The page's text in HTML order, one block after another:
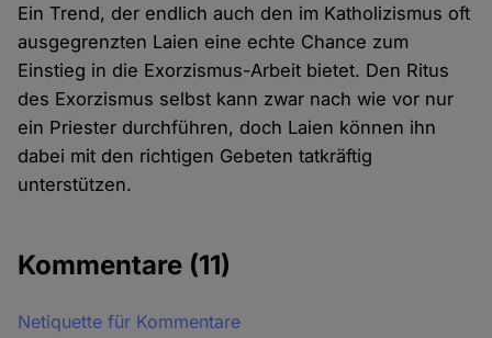
Ein Trend, der endlich auch den im Katholizismus oft
ausgegrenzten Laien eine echte Chance zum
Einstieg in die Exorzismus-Arbeit bietet. Den Ritus
des Exorzismus selbst kann zwar nach wie vor nur
ein Priester durchführen, doch Laien können ihn
dabei mit den richtigen Gebeten tatkräftig
unterstützen.
Kommentare (11)
Netiquette für Kommentare